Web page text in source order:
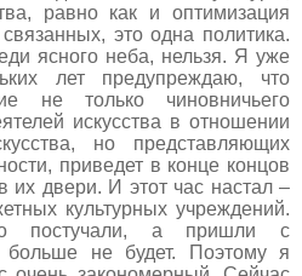
равно как и оптимизация
это одна политика.
ясного неба, нельзя. Я уже
лет предупреждаю, что
не только чиновничьего
искусства в отношении
но представляющих
приведет в конце концов
их двери. И этот час настал –
культурных учреждений.
постучали, а пришли с
больше не будет. Поэтому я